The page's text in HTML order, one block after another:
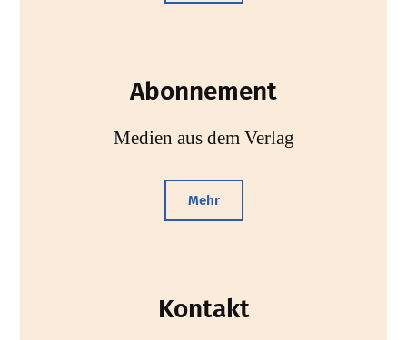
Abonnement
Medien aus dem Verlag
Mehr
Kontakt